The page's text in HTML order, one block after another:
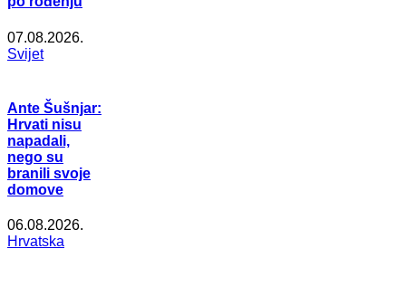
07.08.2026.
Svijet
Ante Šušnjar:
Hrvati nisu
napadali,
nego su
branili svoje
domove
06.08.2026.
Hrvatska